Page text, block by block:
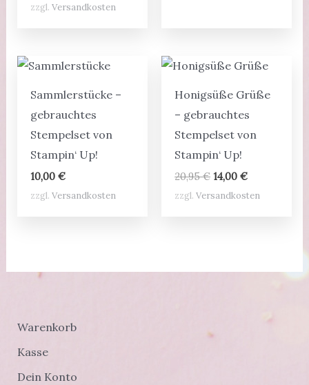
war:
ist:
zzgl. Versandkosten
Sammlerstücke –
gebrauchtes
Stempelset von
Stampin‘ Up!
10,00 €
zzgl. Versandkosten
Honigsüße Grüße
– gebrauchtes
Stempelset von
Stampin‘ Up!
20,95€ Ursprünglicher
war:
14,00€Aktueller
ist:
zzgl.Versandkosten
Warenkorb
Kasse
Dein Konto